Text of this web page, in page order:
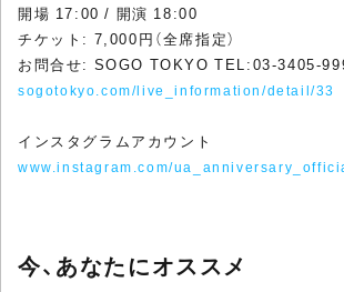
開場 17:00 / 開演 18:00
チケット: 7,000円（全席指定）
お問合せ: SOGO TOKYO TEL:03-3405-
sogotokyo.com/live_information/detail/33
インスタグラムアカウント
www.instagram.com/
今、あなたにオススメ